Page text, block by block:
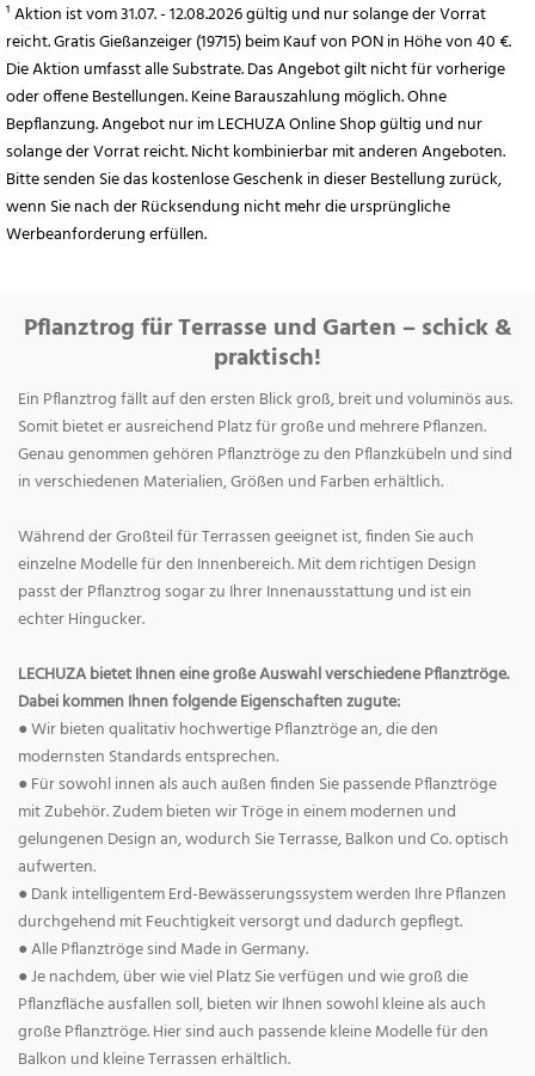
¹ Aktion ist vom 31.07. - 12.08.2026 gültig und nur solange der Vorrat
reicht. Gratis Gießanzeiger (19715) beim Kauf von PON in Höhe von 40 €.
Die Aktion umfasst alle Substrate. Das Angebot gilt nicht für vorherige
oder offene Bestellungen. Keine Barauszahlung möglich. Ohne
Bepflanzung. Angebot nur im LECHUZA Online Shop gültig und nur
solange der Vorrat reicht. Nicht kombinierbar mit anderen Angeboten.
Bitte senden Sie das kostenlose Geschenk in dieser Bestellung zurück,
wenn Sie nach der Rücksendung nicht mehr die ursprüngliche
Werbeanforderung erfüllen.
Pflanztrog für Terrasse und Garten – schick &
praktisch!
Ein Pflanztrog fällt auf den ersten Blick groß, breit und voluminös aus.
Somit bietet er ausreichend Platz für große und mehrere Pflanzen.
Genau genommen gehören Pflanztröge zu den Pflanzkübeln und sind
in verschiedenen Materialien, Größen und Farben erhältlich.
Während der Großteil für Terrassen geeignet ist, finden Sie auch
einzelne Modelle für den Innenbereich. Mit dem richtigen Design
passt der Pflanztrog sogar zu Ihrer Innenausstattung und ist ein
echter Hingucker.
LECHUZA bietet Ihnen eine große Auswahl verschiedene Pflanztröge.
Dabei kommen Ihnen folgende Eigenschaften zugute:
● Wir bieten qualitativ hochwertige Pflanztröge an, die den
modernsten Standards entsprechen.
● Für sowohl innen als auch außen finden Sie passende Pflanztröge
mit Zubehör. Zudem bieten wir Tröge in einem modernen und
gelungenen Design an, wodurch Sie Terrasse, Balkon und Co. optisch
aufwerten.
● Dank intelligentem Erd-Bewässerungssystem werden Ihre Pflanzen
durchgehend mit Feuchtigkeit versorgt und dadurch gepflegt.
● Alle Pflanztröge sind Made in Germany.
● Je nachdem, über wie viel Platz Sie verfügen und wie groß die
Pflanzfläche ausfallen soll, bieten wir Ihnen sowohl kleine als auch
große Pflanztröge. Hier sind auch passende kleine Modelle für den
Balkon und kleine Terrassen erhältlich.